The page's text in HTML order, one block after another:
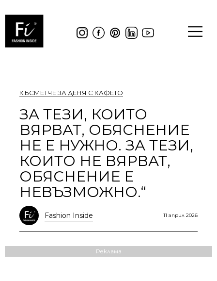
КЪСМЕТЧЕ ЗА ДЕНЯ С КАФЕТО
ЗА ТЕЗИ, КОИТО
ВЯРВАТ, ОБЯСНЕНИЕ
НЕ Е НУЖНО. ЗА ТЕЗИ,
КОИТО НЕ ВЯРВАТ,
ОБЯСНЕНИЕ Е
НЕВЪЗМОЖНО.“
Fashion Inside 11 април 2026
Реклама